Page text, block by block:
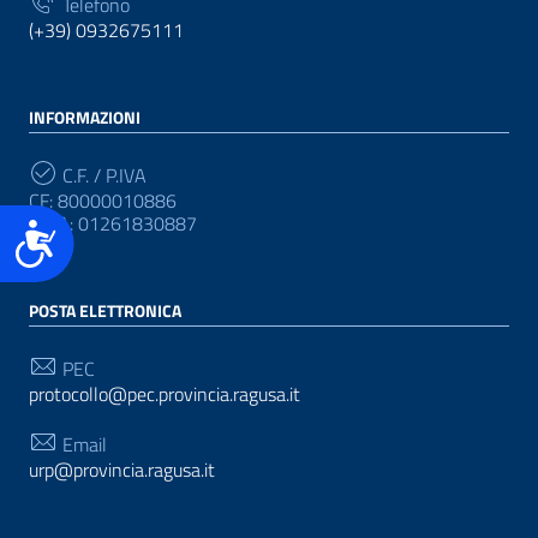
Accessibilità
(+39) 0932675111
INFORMAZIONI
C.F. / P.IVA
CF: 80000010886
P.IVA: 01261830887
POSTA ELETTRONICA
PEC
protocollo@pec.provincia.ragusa.it
Email
urp@provincia.ragusa.it